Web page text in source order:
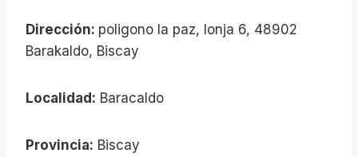
Dirección: poligono la paz, lonja 6, 48902
Barakaldo, Biscay
Localidad: Baracaldo
Provincia: Biscay